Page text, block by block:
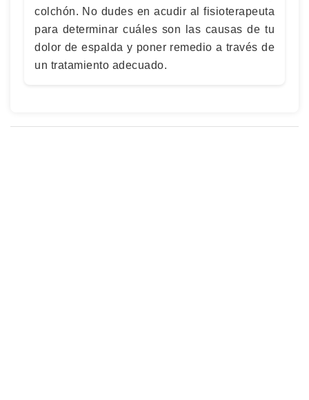
colchón. No dudes en acudir al fisioterapeuta
para determinar cuáles son las causas de tu
dolor de espalda y poner remedio a través de
un tratamiento adecuado.